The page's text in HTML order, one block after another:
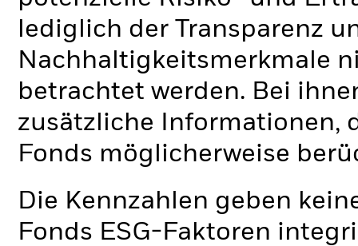
lediglich der Transparenz
Nachhaltigkeitsmerkmale
betrachtet werden. Bei
zusätzliche Informationen,
Fonds möglicherweise
Die Kennzahlen geben
Fonds ESG-Faktoren